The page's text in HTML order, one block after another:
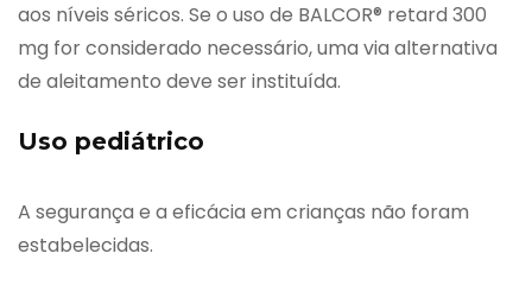
aos níveis séricos. Se o uso de BALCOR® retard 300
mg for considerado necessário, uma via alternativa
de aleitamento deve ser instituída.
Uso pediátrico
A segurança e a eficácia em crianças não foram
estabelecidas.